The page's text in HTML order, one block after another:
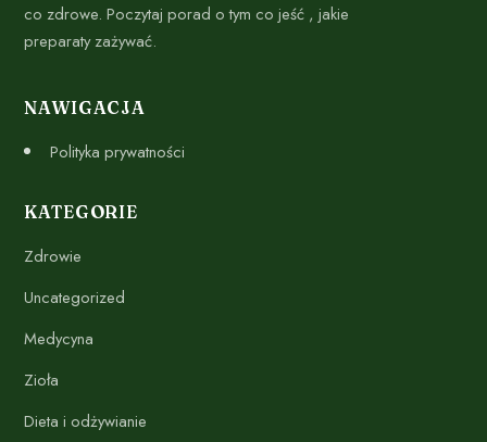
co zdrowe. Poczytaj porad o tym co jeść , jakie
preparaty zażywać.
NAWIGACJA
Polityka prywatności
KATEGORIE
Zdrowie
Uncategorized
Medycyna
Zioła
Dieta i odżywianie